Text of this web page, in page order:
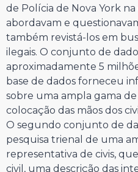
de Polícia de Nova York
abordavam e
também revistá-los em
ilegais. O conjunto de
aproximadamente 5
base de dados forneceu
sobre uma ampla gama
colocação das mãos dos
O segundo conjunto de
pesquisa trienal de uma
representativa de civis,
civil, uma descrição das